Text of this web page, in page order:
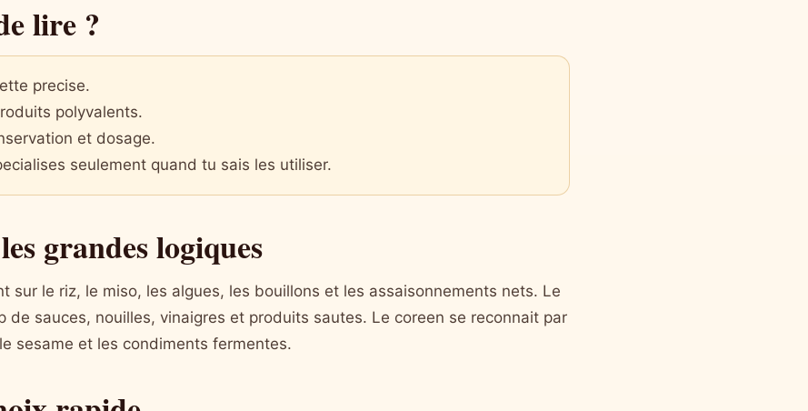
lire ?
precise.
polyvalents.
et dosage.
seulement quand tu sais les utiliser.
grandes logiques
sur le riz, le miso, les algues, les bouillons et les assaisonnements nets. Le
de sauces, nouilles, vinaigres et produits sautes. Le coreen se reconnait par
sesame et les condiments fermentes.